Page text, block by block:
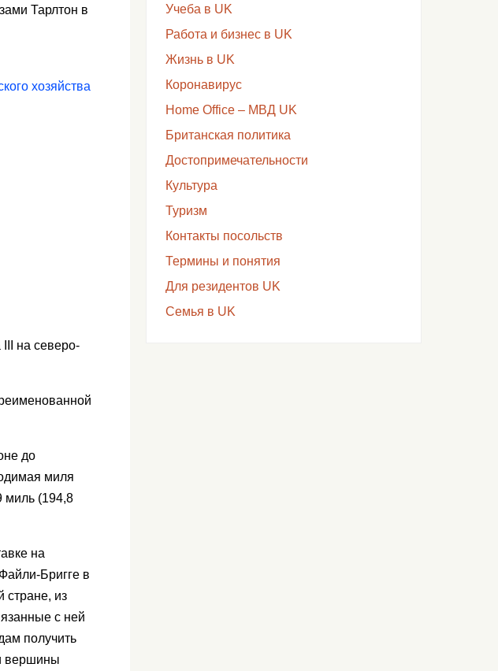
Тарлтон в
хозяйства
III на северо-
до
миля
миль (194,8
на
Бригге в
из
с ней
получить
вершины
Учеба в UK
Работа и бизнес в UK
Жизнь в UK
Коронавирус
Home Office – МВД UK
Британская политика
Достопримечательности
Культура
Туризм
Контакты посольств
Термины и понятия
Для резидентов UK
Семья в UK